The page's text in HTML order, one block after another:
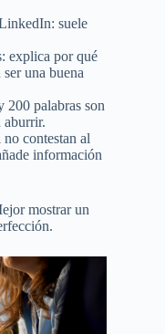
suele
explica por qué
una buena
200 palabras son
aburrir.
contestan al
información
mostrar un